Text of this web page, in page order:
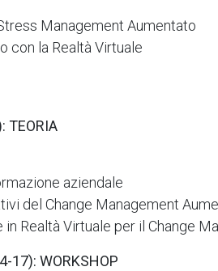
Management Aumentato
con la Realtà Virtuale
TEORIA
aziendale
del Change Management
Realtà Virtuale per il Change
17): WORKSHOP